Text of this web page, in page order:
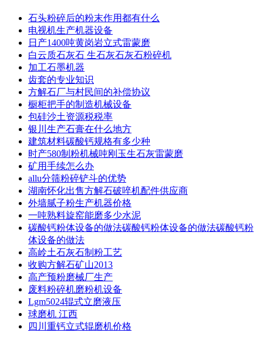
石头粉碎后的粉末作用都有什么
电视机生产机器设备
日产1400吨黄岗岩立式雷蒙磨
白云质石灰石 生石灰石灰石粉碎机
加工石墨机器
齿套的专业知识
方解石厂与村民间的补偿协议
橱柜把手的制造机械设备
包硅沙土资源税税率
银川生产石膏在什么地方
建筑材料碳酸钙规格有多少种
时产580制粉机械吨刚玉生石灰雷蒙磨
矿用手续怎么办
allu分筛粉碎铲斗的优势
湖南怀化出售方解石破啐机配件供应商
外墙腻子粉生产机器价格
一吨熟料旋窑能磨多少水泥
碳酸钙粉体设备的做法碳酸钙粉体设备的做法碳酸钙粉
体设备的做法
高岭土石灰石制粉工艺
收购方解石矿山2013
高产预粉磨械厂生产
废料粉碎机磨粉机设备
Lgm5024辊式立磨液压
球磨机 江西
四川重钙立式辊磨机价格